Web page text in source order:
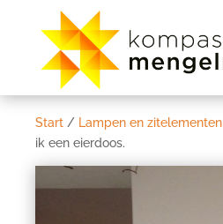
Start / Lampen en zitelementen
ik een eierdoos.